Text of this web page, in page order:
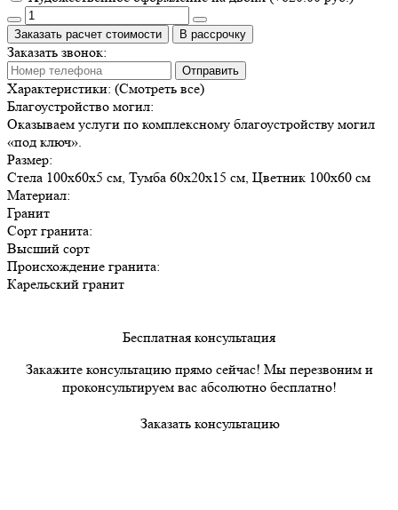
Заказать расчет стоимости В рассрочку
Заказать звонок:
Отправить
Характеристики: (Смотреть все)
Благоустройство могил:
Оказываем услуги по комплексному благоустройству могил
«под ключ».
Размер:
Стела 100х60х5 см, Тумба 60х20х15 см, Цветник 100х60 см
Материал:
Гранит
Сорт гранита:
Высший сорт
Происхождение гранита:
Карельский гранит
Бесплатная консультация
Закажите консультацию прямо сейчас! Мы перезвоним и
проконсультируем вас абсолютно бесплатно!
Заказать консультацию